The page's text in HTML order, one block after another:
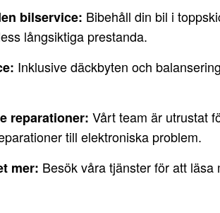
bilservice: Bibehåll din bil i
långsiktiga prestanda.
Inklusive däckbyten och
reparationer: Vårt team är utrustat
till elektroniska problem.
mer: Besök våra tjänster för att läsa